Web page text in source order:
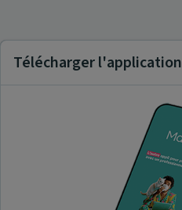
Télécharger l'application